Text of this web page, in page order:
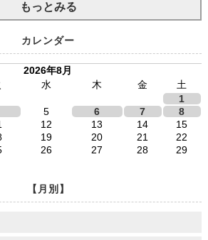
もっとみる
カレンダー
2026年8月
水 木 金
土
1
5 6 7
8
12 13 14
15
19 20 21
22
26 27 28
29
【月別】